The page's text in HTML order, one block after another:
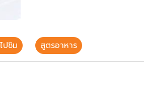
ปชิม สูตรอาหาร